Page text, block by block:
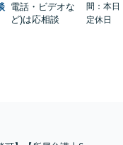
電話・ビデオな
ど)は応相談
間：本日
定休日